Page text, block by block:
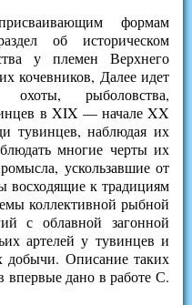
формам
об историческом
у племен Верхнего
кочевников, Далее идет
охоты, рыболовства,
в XIX — начале XX
тувинцев, наблюдая их
многие черты их
ускользавшие от
восходящие к традициям
коллективной рыбной
с облавной загонной
артелей у тувинцев и
добычи. Описание таких
впервые дано в работе С.